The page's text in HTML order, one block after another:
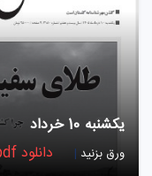
یکشنبه 10 خرداد
ورق بزنید | دانلود pdf